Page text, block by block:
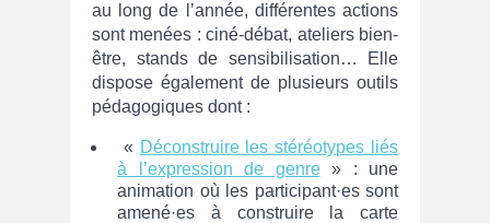
au long de l’année, différentes actions
sont menées : ciné-débat, ateliers bien-
être, stands de sensibilisation… Elle
dispose également de plusieurs outils
pédagogiques dont :
« Déconstruire les stéréotypes liés
à l’expression de genre» : une
animation où les participant·es sont
amené·es à construire la carte